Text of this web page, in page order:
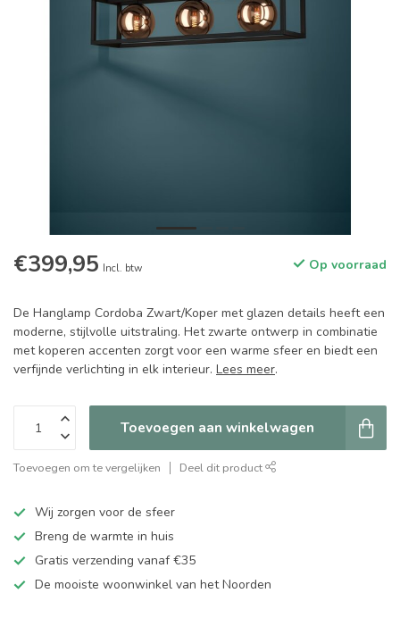
€399,95 Incl. btw Op voorraad
De Hanglamp Cordoba Zwart/Koper met glazen details heeft een
moderne, stijlvolle uitstraling. Het zwarte ontwerp in combinatie
met koperen accenten zorgt voor een warme sfeer en biedt een
verfijnde verlichting in elk interieur. Lees meer.
Toevoegen aan winkelwagen
Toevoegen om te vergelijken Deel dit product
Wij zorgen voor de sfeer
Breng de warmte in huis
Gratis verzending vanaf €35
De mooiste woonwinkel van het Noorden